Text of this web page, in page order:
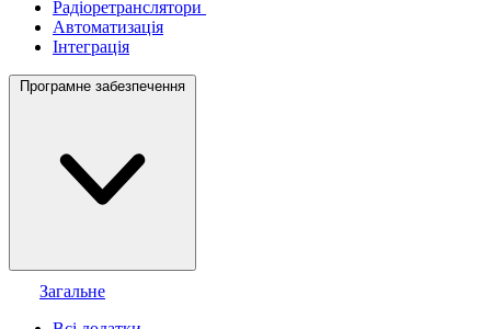
Радіоретранслятори
Автоматизація
Інтеграція
Програмне забезпечення
Загальне